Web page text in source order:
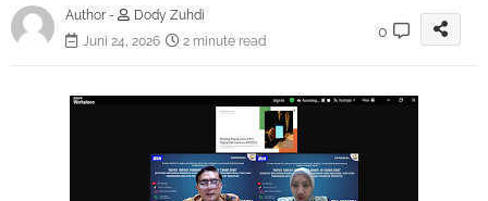
Author -
Dody Zuhdi
Juni 24, 2026
2 minute read
0